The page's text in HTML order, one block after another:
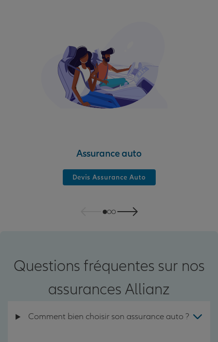
Assurance auto
Devis Assurance Auto
Questions fréquentes sur nos
assurances Allianz
Comment bien choisir son assurance auto ?